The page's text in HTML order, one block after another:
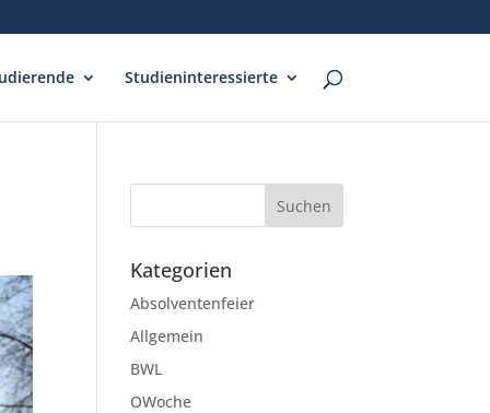
Studieninteressierte
Kategorien
Absolventenfeier
Allgemein
BWL
OWoche